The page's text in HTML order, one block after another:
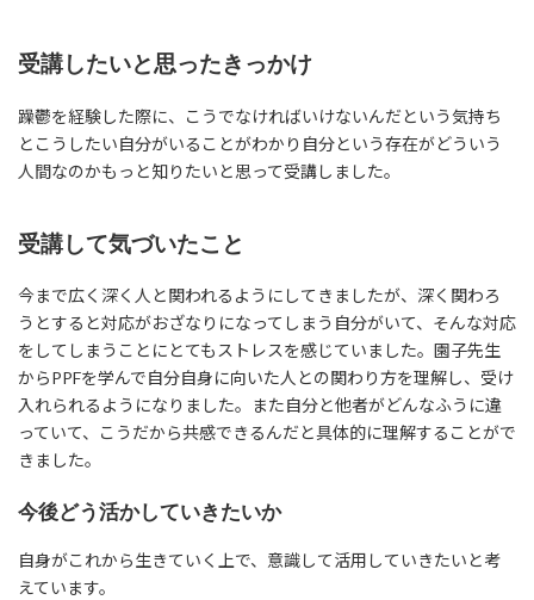
受講したいと思ったきっかけ
躁鬱を経験した際に、こうでなければいけないんだという気持ち
とこうしたい自分がいることがわかり自分という存在がどういう
人間なのかもっと知りたいと思って受講しました。
受講して気づいたこと
今まで広く深く人と関われるようにしてきましたが、深く関わろ
うとすると対応がおざなりになってしまう自分がいて、そんな対応
をしてしまうことにとてもストレスを感じていました。園子先生
からPPFを学んで自分自身に向いた人との関わり方を理解し、受け
入れられるようになりました。また自分と他者がどんなふうに違
っていて、こうだから共感できるんだと具体的に理解することがで
きました。
今後どう活かしていきたいか
自身がこれから生きていく上で、意識して活用していきたいと考
えています。